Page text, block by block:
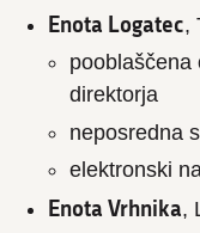
Enota Logatec,
pooblaščena
direktorja
neposredna
elektronski
Enota Vrhnika,